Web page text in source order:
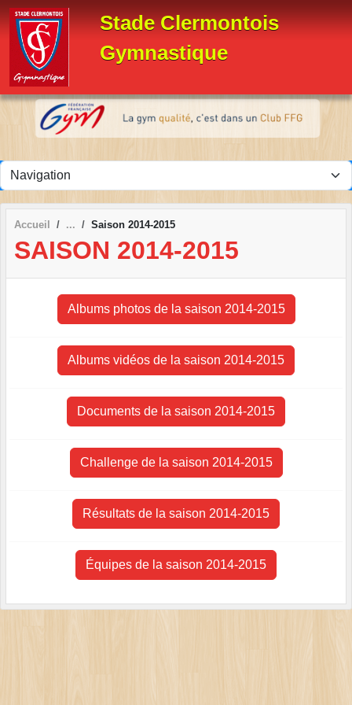
Stade Clermontois
Gymnastique
Accueil Saison 2014-2015
SAISON 2014-2015
Albums photos de la saison 2014-2015
Albums vidéos de la saison 2014-2015
Documents de la saison 2014-2015
Challenge de la saison 2014-2015
Résultats de la saison 2014-2015
Équipes de la saison 2014-2015
Panneau de gestion des cookies